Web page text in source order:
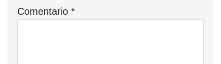
Comentario *